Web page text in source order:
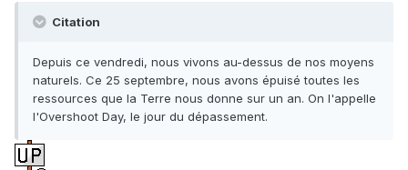
Citation
Depuis ce vendredi, nous vivons au-dessus de nos moyens
naturels. Ce 25 septembre, nous avons épuisé toutes les
ressources que la Terre nous donne sur un an. On l'appelle
l'Overshoot Day, le jour du dépassement.